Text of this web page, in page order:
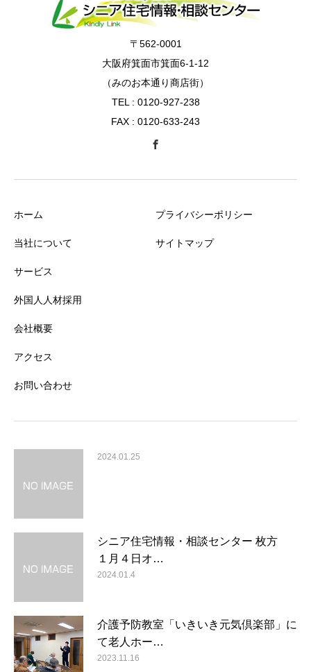
〒562-0001
大阪府箕面市箕面6-1-12
（みのお本通り商店街）
TEL : 0120-927-238
FAX : 0120-633-243
ホーム
当社について
サービス
外国人人材採用
会社概要
アクセス
お問い合わせ
プライバシーポリシー
サイトマップ
2024.01.25
シニア住宅情報・相談センター 枚方
１月４日オ…
2024.01.4
介護予防教室「いきいき元気倶楽部」に
て老人ホー…
2023.11.16